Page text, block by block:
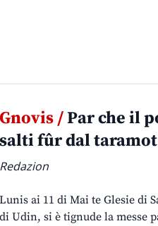
Gnovis /Par che il
salti fûr dal
Redazion
Lunis ai 11 di Mai te Glesie di
di Udin, si è tignude la messe